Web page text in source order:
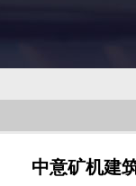
中意矿机建